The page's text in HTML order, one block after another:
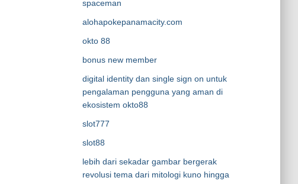
spaceman
alohapokepanamacity.com
okto 88
bonus new member
digital identity dan single sign on untuk
pengalaman pengguna yang aman di
ekosistem okto88
slot777
slot88
lebih dari sekadar gambar bergerak
revolusi tema dari mitologi kuno hingga